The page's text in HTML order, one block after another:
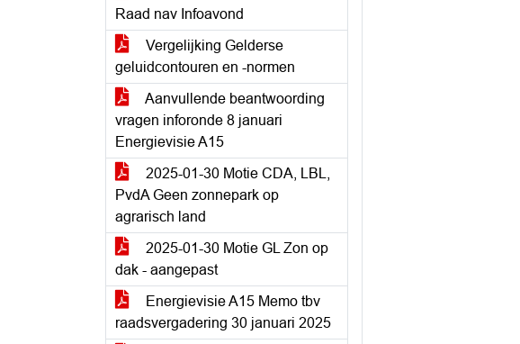
Raad nav Infoavond
Vergelijking Gelderse
geluidcontouren en -normen
Aanvullende beantwoording
vragen inforonde 8 januari
Energievisie A15
2025-01-30 Motie CDA, LBL,
PvdA Geen zonnepark op
agrarisch land
2025-01-30 Motie GL Zon op
dak - aangepast
Energievisie A15 Memo tbv
raadsvergadering 30 januari 2025